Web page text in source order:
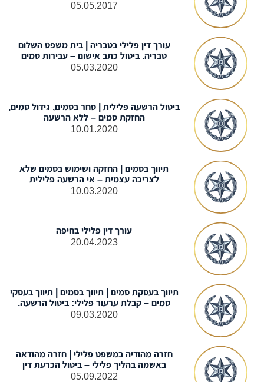
05.05.2017
עורך דין פלילי בטבריה | בית משפט השלום
טבריה. ביטול כתב אישום – עבירות סמים
05.03.2020
ביטול הרשעה פלילית | סחר בסמים, גידול סמים,
החזקת סמים – ללא הרשעה
10.01.2020
תיווך בסמים | החזקה ושימוש בסמים שלא
לצריכה עצמית – אי הרשעה פלילית
10.03.2020
עורך דין פלילי בחיפה
20.04.2023
תיווך בעסקת סמים | תיווך בסמים | תיווך בעסקי
סמים – קבלת ערעור פלילי: ביטול הרשעה.
09.03.2020
חזרה מהודיה במשפט פלילי | חזרה מהודאה
באשמה בהליך פלילי – ביטול הכרעת דין
05.09.2022